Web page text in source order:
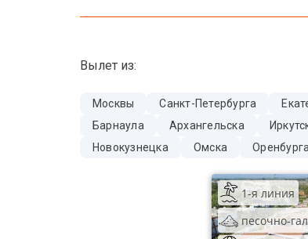
Вылет из:
Москвы Санкт-Петербурга
Барнаула
Архангельска
Новокузнецка
Омска Оренбурга
1-я линия
песочно-
Кав Мин Воды
Экскурсионные туры
VIP отели 5 звезд